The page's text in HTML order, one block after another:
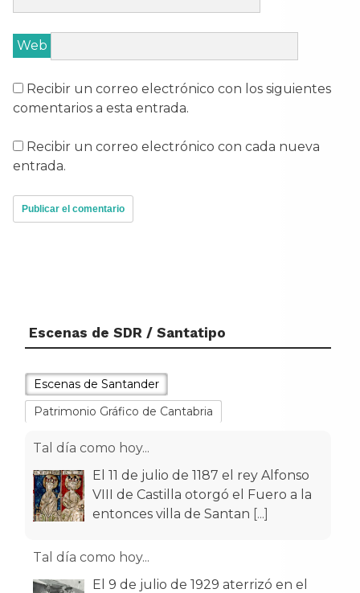
Web
Recibir un correo electrónico con los siguientes
comentarios a esta entrada.
Recibir un correo electrónico con cada nueva
entrada.
Escenas de SDR / Santatipo
Escenas de Santander
Patrimonio Gráfico de Cantabria
Tal día como hoy...
El 11 de julio de 1187 el rey Alfonso
VIII de Castilla otorgó el Fuero a la
entonces villa de Santan [...]
Tal día como hoy...
El 9 de julio de 1929 aterrizó en el